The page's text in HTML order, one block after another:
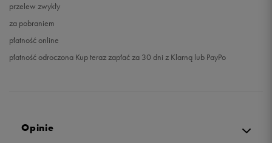
przelew zwykły
za pobraniem
płatność online
płatność odroczona Kup teraz zapłać za 30 dni z Klarną lub PayPo
Opinie